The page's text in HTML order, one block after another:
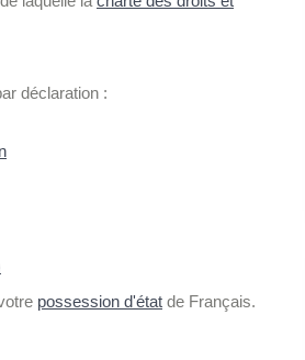
déclaration :
possession d'état de Français.